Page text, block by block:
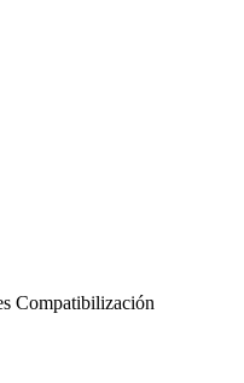
Compatibilización